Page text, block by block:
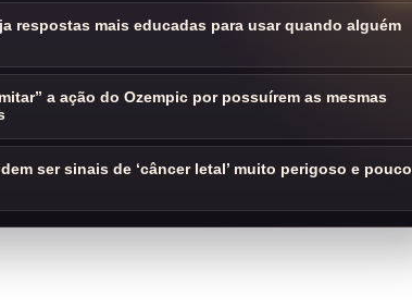
respostas mais educadas para usar quando alguém
a ação do Ozempic por possuírem as mesmas
ser sinais de ‘câncer letal’ muito perigoso e pouco